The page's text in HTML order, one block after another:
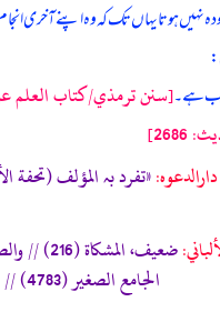
نہیں ہوتا یہاں تک کہ وہ اپنے آخری
ہے۔[سنن ترمذي/كتاب العلم
الجامع الصغير (4783) //